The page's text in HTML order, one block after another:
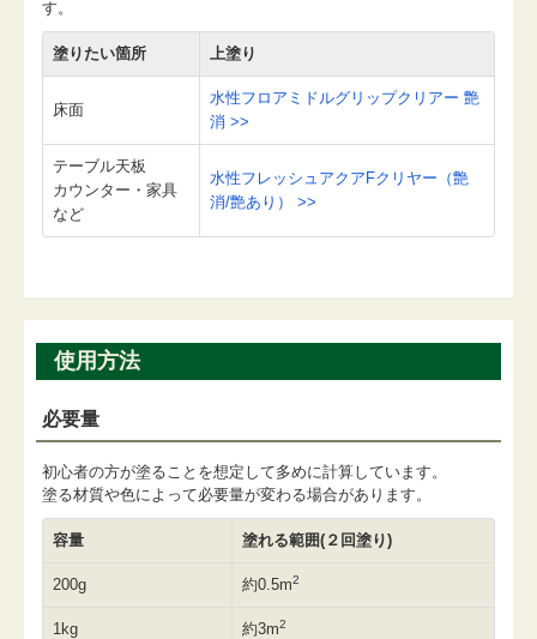
す。
塗りたい箇所 上塗り
床面
水性フロアミドルグリップクリアー 艶
消 >>
テーブル天板
カウンター・家具
など
水性フレッシュアクアFクリヤー（艶
消/艶あり） >>
使用方法
必要量
初心者の方が塗ることを想定して多めに計算しています。
塗る材質や色によって必要量が変わる場合があります。
容量 塗れる範囲(２回塗り)
200g 約0.5m2
1kg 約3m2